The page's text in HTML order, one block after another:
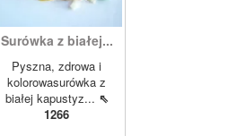
Surówka z białej...
Pyszna, zdrowa i
kolorowasurówka z
białej kapustyz... ⇖
1266